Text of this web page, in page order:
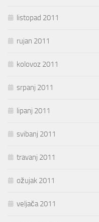
listopad 2011
rujan 2011
kolovoz 2011
srpanj 2011
lipanj 2011
svibanj 2011
travanj 2011
ožujak 2011
veljača 2011